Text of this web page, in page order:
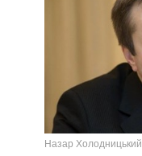
Назар Холодницький